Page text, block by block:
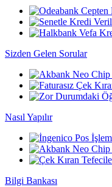
Sizden Gelen Sorular
Nasıl Yapılır
Bilgi Bankası